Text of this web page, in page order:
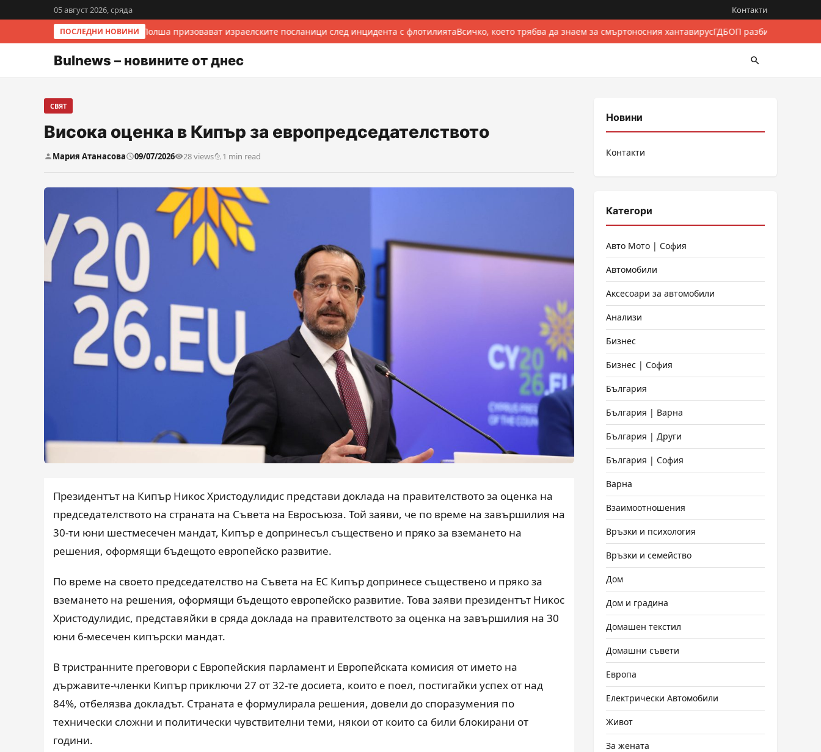
05 август 2026, сряда Контакти
ПОСЛЕДНИ НОВИНИ
Италия и Полша призовават израелските посланици след инцидента с флотилиятаВсичко, което трябва да знаем за смъртоносния хантавирусГДБОП разби
Bulnews – новините от днес
СВЯТ
Висока оценка в Кипър за европредседателството
Мария Атанасова 09/07/2026 28 views 1 min read
Президентът на Кипър Никос Христодулидис представи доклада на правителството за оценка на
председателството на страната на Съвета на Евросъюза. Той заяви, че по време на завършилия на
30-ти юни шестмесечен мандат, Кипър е допринесъл съществено и пряко за вземането на
решения, оформящи бъдещото европейско развитие.
По време на своето председателство на Съвета на ЕС Кипър допринесе съществено и пряко за
вземането на решения, оформящи бъдещото европейско развитие. Това заяви президентът Никос
Христодулидис, представяйки в сряда доклада на правителството за оценка на завършилия на 30
юни 6-месечен кипърски мандат.
В тристранните преговори с Европейския парламент и Европейската комисия от името на
държавите-членки Кипър приключи 27 от 32-те досиета, които е поел, постигайки успех от над
84%, отбелязва докладът. Страната е формулирала решения, довели до споразумения по
технически сложни и политически чувствителни теми, някои от които са били блокирани от
години.
Новини
Контакти
Категори
Авто Мото | София
Автомобили
Аксесоари за автомобили
Анализи
Бизнес
Бизнес | София
България
България | Варна
България | Други
България | София
Варна
Взаимоотношения
Връзки и психология
Връзки и семейство
Дом
Дом и градина
Домашен текстил
Домашни съвети
Европа
Електрически Автомобили
Живот
За жената